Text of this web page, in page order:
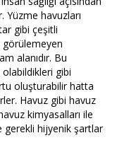
Yüzme havuzları
gibi çeşitli
görülemeyen
alanıdır. Bu
gibi
oluşturabilir hatta
Havuz gibi havuz
kimyasalları ile
gerekli hijyenik şartlar